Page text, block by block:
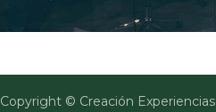
Copyright © Creación Experiencias